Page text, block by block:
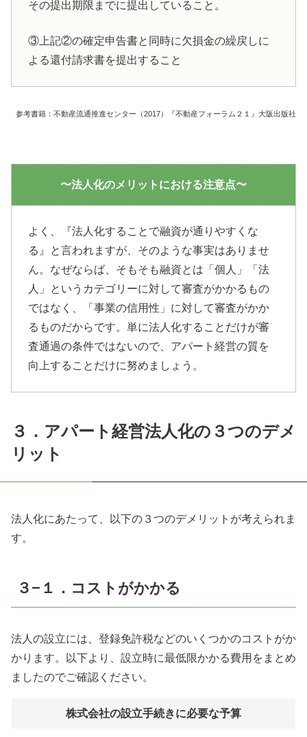
その提出期限までに提出していること。
③上記②の確定申告書と同時に欠損金の繰戻しに
よる還付請求書を提出すること
参考書籍：不動産流通推進センター（2017）『不動産フォーラム２１』大阪出版社
〜法人化のメリットにおける注意点〜
よく、『法人化することで融資が通りやすくな
る』と言われますが、そのような事実はありませ
ん。なぜならば、そもそも融資とは「個人」「法
人」というカテゴリーに対して審査がかかるもの
ではなく、「事業の信用性」に対して審査がかか
るものだからです。単に法人化することだけが審
査通過の条件ではないので、アパート経営の質を
向上することだけに努めましょう。
３．アパート経営法人化の３つのデメ
リット
法人化にあたって、以下の３つのデメリットが考えられま
す。
３−１．コストがかかる
法人の設立には、登録免許税などのいくつかのコストがか
かります。以下より、設立時に最低限かかる費用をまとめ
ましたのでご確認ください。
株式会社の設立手続きに必要な予算